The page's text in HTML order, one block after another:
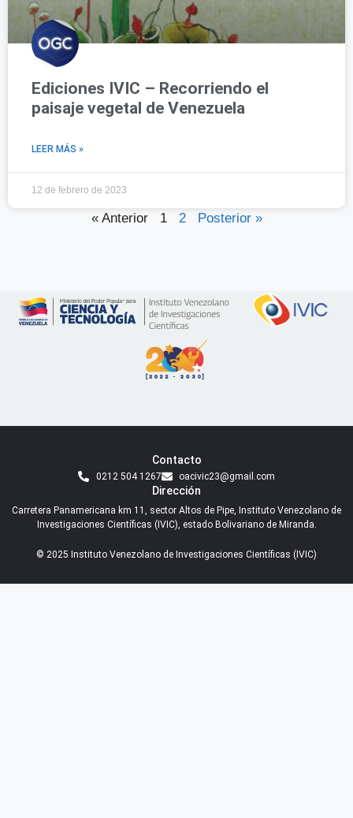
Ediciones IVIC – Recorriendo el
paisaje vegetal de Venezuela
LEER MÁS »
12 de febrero de 2023
« Anterior 1 2 Posterior »
Contacto
0212 504 1267 oacivic23@gmail.com
Dirección
Carretera Panamericana km 11, sector Altos de Pipe, Instituto Venezolano de
Investigaciones Científicas (IVIC), estado Bolivariano de Miranda.
© 2025 Instituto Venezolano de Investigaciones Científicas (IVIC)